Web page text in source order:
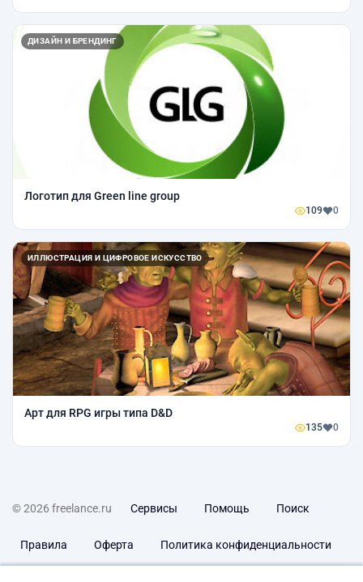
ДИЗАЙН И БРЕНДИНГ
Логотип для Green line group
109 0
ИЛЛЮСТРАЦИЯ И ЦИФРОВОЕ ИСКУССТВО
Арт для RPG игры типа D&D
135 0
© 2026 freelance.ru Сервисы Помощь Поиск
Правила Оферта Политика конфиденциальности